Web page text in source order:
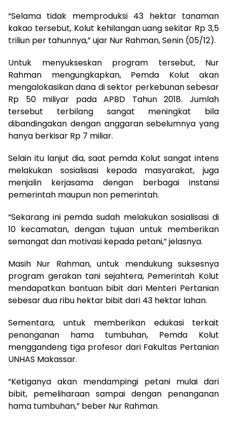
“Selama tidak memproduksi 43 hektar tanaman
kakao tersebut, Kolut kehilangan uang sekitar Rp 3,5
triliun per tahunnya,” ujar Nur Rahman, Senin (05/12).
Untuk menyukseskan program tersebut, Nur
Rahman mengungkapkan, Pemda Kolut akan
mengalokasikan dana di sektor perkebunan sebesar
Rp 50 miliyar pada APBD Tahun 2018. Jumlah
tersebut terbilang sangat meningkat bila
dibandingakan dengan anggaran sebelumnya yang
hanya berkisar Rp 7 miliar.
Selain itu lanjut dia, saat pemda Kolut sangat intens
melakukan sosialisasi kepada masyarakat, juga
menjalin kerjasama dengan berbagai instansi
pemerintah maupun non pemerintah.
“Sekarang ini pemda sudah melakukan sosialisasi di
10 kecamatan, dengan tujuan untuk memberikan
semangat dan motivasi kepada petani,” jelasnya.
Masih Nur Rahman, untuk mendukung suksesnya
program gerakan tani sejahtera, Pemerintah Kolut
mendapatkan bantuan bibit dari Menteri Pertanian
sebesar dua ribu hektar bibit dari 43 hektar lahan.
Sementara, untuk memberikan edukasi terkait
penanganan hama tumbuhan, Pemda Kolut
menggandeng tiga profesor dari Fakultas Pertanian
UNHAS Makassar.
“Ketiganya akan mendampingi petani mulai dari
bibit, pemeliharaan sampai dengan penanganan
hama tumbuhan,” beber Nur Rahman.